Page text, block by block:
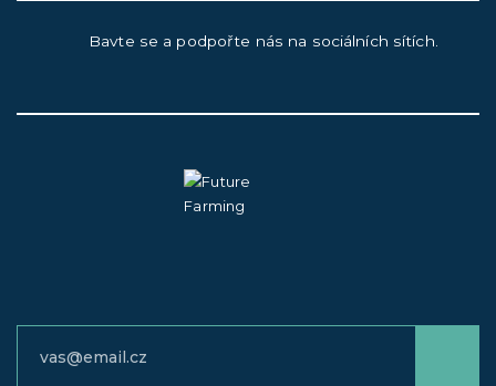
Bavte se a podpořte nás na sociálních sítích.